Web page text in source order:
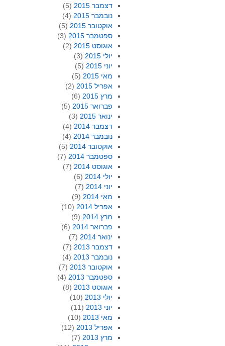
דצמבר 2015
(5)
נובמבר 2015
(4)
אוקטובר 2015
(5)
ספטמבר 2015
(3)
אוגוסט 2015
(2)
יולי 2015
(3)
יוני 2015
(5)
מאי 2015
(5)
אפריל 2015
(2)
מרץ 2015
(6)
פברואר 2015
(5)
ינואר 2015
(3)
דצמבר 2014
(4)
נובמבר 2014
(4)
אוקטובר 2014
(5)
ספטמבר 2014
(7)
אוגוסט 2014
(7)
יולי 2014
(6)
יוני 2014
(7)
מאי 2014
(9)
אפריל 2014
(10)
מרץ 2014
(9)
פברואר 2014
(6)
ינואר 2014
(7)
דצמבר 2013
(7)
נובמבר 2013
(4)
אוקטובר 2013
(7)
ספטמבר 2013
(4)
אוגוסט 2013
(8)
יולי 2013
(10)
יוני 2013
(11)
מאי 2013
(10)
אפריל 2013
(12)
מרץ 2013
(7)